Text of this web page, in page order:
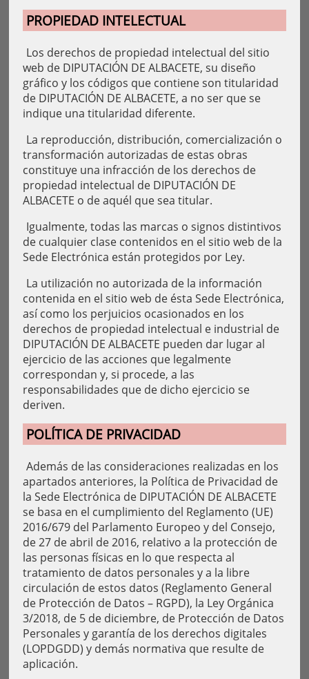
PROPIEDAD INTELECTUAL
Los derechos de propiedad intelectual del sitio
web de DIPUTACIÓN DE ALBACETE, su diseño
gráfico y los códigos que contiene son titularidad
de DIPUTACIÓN DE ALBACETE, a no ser que se
indique una titularidad diferente.
La reproducción, distribución, comercialización o
transformación autorizadas de estas obras
constituye una infracción de los derechos de
propiedad intelectual de DIPUTACIÓN DE
ALBACETE o de aquél que sea titular.
Igualmente, todas las marcas o signos distintivos
de cualquier clase contenidos en el sitio web de la
Sede Electrónica están protegidos por Ley.
La utilización no autorizada de la información
contenida en el sitio web de ésta Sede Electrónica,
así como los perjuicios ocasionados en los
derechos de propiedad intelectual e industrial de
DIPUTACIÓN DE ALBACETE pueden dar lugar al
ejercicio de las acciones que legalmente
correspondan y, si procede, a las
responsabilidades que de dicho ejercicio se
deriven.
POLÍTICA DE PRIVACIDAD
Además de las consideraciones realizadas en los
apartados anteriores, la Política de Privacidad de
la Sede Electrónica de DIPUTACIÓN DE ALBACETE
se basa en el cumplimiento del Reglamento (UE)
2016/679 del Parlamento Europeo y del Consejo,
de 27 de abril de 2016, relativo a la protección de
las personas físicas en lo que respecta al
tratamiento de datos personales y a la libre
circulación de estos datos (Reglamento General
de Protección de Datos – RGPD), la Ley Orgánica
3/2018, de 5 de diciembre, de Protección de Datos
Personales y garantía de los derechos digitales
(LOPDGDD) y demás normativa que resulte de
aplicación.